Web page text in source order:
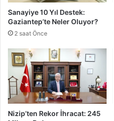
n
u
ı
:
Z
a
b
t
a
M
ü
Sanayiye 10 Yıl Destek:
Gaziantep’te Neler Oluyor?
2 saat Önce
Nizip’ten Rekor İhracat: 245